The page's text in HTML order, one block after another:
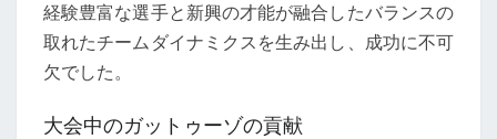
経験豊富な選手と新興の才能が融合したバランスの
取れたチームダイナミクスを生み出し、成功に不可
欠でした。
大会中のガットゥーゾの貢献